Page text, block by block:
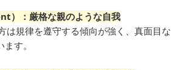
）：厳格な親のような自我
は規律を遵守する傾向が強く、真面目な
す。